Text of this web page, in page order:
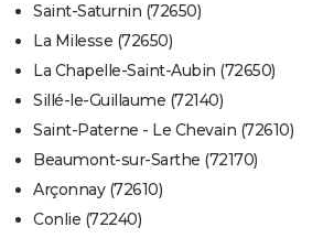
Saint-Saturnin (72650)
La Milesse (72650)
La Chapelle-Saint-Aubin (72650)
Sillé-le-Guillaume (72140)
Saint-Paterne - Le Chevain (72610)
Beaumont-sur-Sarthe (72170)
Arçonnay (72610)
Conlie (72240)